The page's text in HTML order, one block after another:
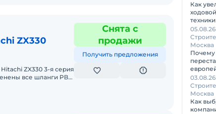
ZX330
ZX330 3-я серия
Снята с
продажи
Получить предложения
Как
техники
05.08.26
Москва
Почему
03.08.26
Москва
Как